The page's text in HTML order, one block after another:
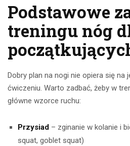
Podstawowe
treningu nóg
Dobry plan na nogi nie opiera się na
ćwiczeniu. Warto zadbać, żeby w
główne wzorce ruchu:
Przysiad – zginanie w kolanie i
squat, goblet squat)